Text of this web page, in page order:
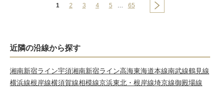
1 2 3 4 5 … 65
近隣の沿線から探す
湘南新宿ライン宇須湘南新宿ライン高海東海道本線南武線鶴見線
横浜線根岸線横須賀線相模線京浜東北・根岸線埼京線御殿場線